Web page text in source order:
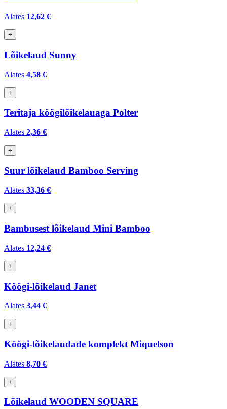
Alates 12,62 €
+
Lõikelaud Sunny
Alates 4,58 €
+
Teritaja köögilõikelauaga Polter
Alates 2,36 €
+
Suur lõikelaud Bamboo Serving
Alates 33,36 €
+
Bambusest lõikelaud Mini Bamboo
Alates 12,24 €
+
Köögi-lõikelaud Janet
Alates 3,44 €
+
Köögi-lõikelaudade komplekt Miquelson
Alates 8,70 €
+
Lõikelaud WOODEN SQUARE